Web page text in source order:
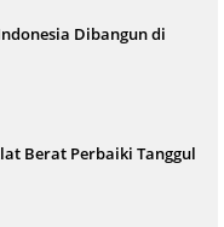
Dibangun di
Berat Perbaiki Tanggul